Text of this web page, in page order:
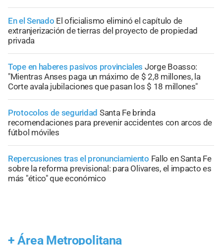
En el Senado El oficialismo eliminó el capítulo de
extranjerización de tierras del proyecto de propiedad
privada
Tope en haberes pasivos provinciales Jorge Boasso:
"Mientras Anses paga un máximo de $ 2,8 millones, la
Corte avala jubilaciones que pasan los $ 18 millones"
Protocolos de seguridad Santa Fe brinda
recomendaciones para prevenir accidentes con arcos de
fútbol móviles
Repercusiones tras el pronunciamiento Fallo en Santa Fe
sobre la reforma previsional: para Olivares, el impacto es
más "ético" que económico
+ Área Metropolitana